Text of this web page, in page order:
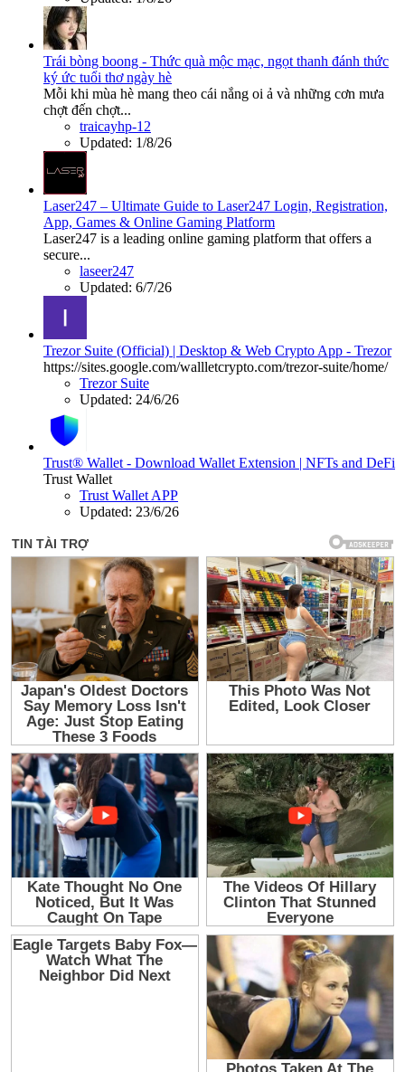
Trái bòng boong - Thức quà mộc mạc, ngọt thanh đánh thức
ký ức tuổi thơ ngày hè
Mỗi khi mùa hè mang theo cái nắng oi ả và những cơn mưa
chợt đến chợt...
traicayhp-12
Updated: 1/8/26
Laser247 – Ultimate Guide to Laser247 Login, Registration,
App, Games & Online Gaming Platform
Laser247 is a leading online gaming platform that offers a
secure...
laseer247
Updated: 6/7/26
Trezor Suite (Official) | Desktop & Web Crypto App - Trezor
https://sites.google.com/wallletcrypto.com/trezor-suite/home/
Trezor Suite
Updated: 24/6/26
Trust® Wallet - Download Wallet Extension | NFTs and DeFi
Trust Wallet
Trust Wallet APP
Updated: 23/6/26